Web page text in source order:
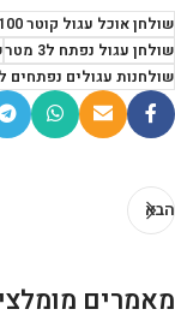
שולחן אוכל עגול קוטר 100
שולחן עגול נפתח ל3 מטר
שולחנות עגולים נפתחים
הבא
מאמרים